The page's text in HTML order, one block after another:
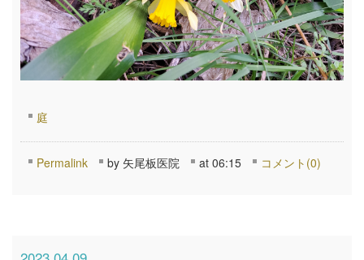
庭
Permalink by 矢尾板医院 at 06:15 コメント(0)